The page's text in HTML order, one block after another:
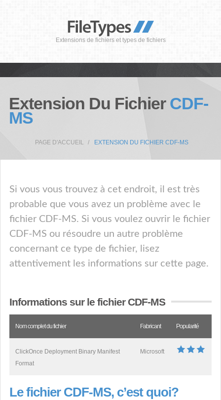
Extensions de fichiers et types de fichiers
Extension Du Fichier CDF-
MS
PAGE D'ACCUEIL EXTENSION DU FICHIER CDF-MS
Si vous vous trouvez à cet endroit, il est très
probable que vous avez un problème avec le
fichier CDF-MS. Si vous voulez ouvrir le fichier
CDF-MS ou résoudre un autre problème
concernant ce type de fichier, lisez
attentivement les informations sur cette page.
Informations sur le fichier CDF-MS
Nom complet du fichier Fabricant Popularité
ClickOnce Deployment Binary Manifest
Format
Microsoft
Le fichier CDF-MS, c’est quoi?